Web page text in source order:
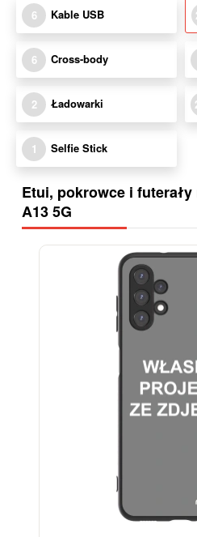
6 Kable USB
6 Cross-body
2 Ładowarki
1 Selfie Stick
Etui, pokrowce i
A13 5G